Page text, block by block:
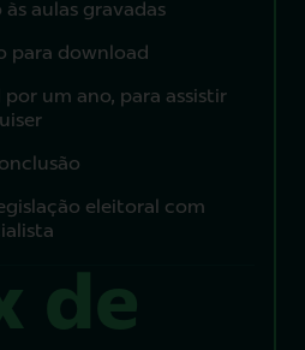
aulas gravadas
para download
um ano, para assistir
eleitoral com
de